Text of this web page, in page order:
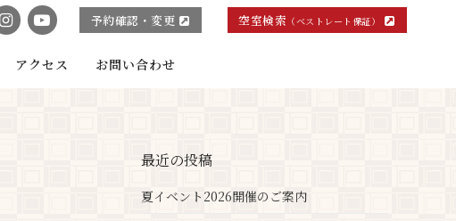
予約確認・変更 空室検索 （ベストレート保証）
アクセス お問い合わせ
最近の投稿
夏イベント2026開催のご案内